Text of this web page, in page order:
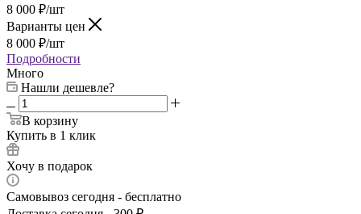
8 000 ₽/шт
Варианты цен
8 000 ₽/шт
Подробности
Много
Нашли дешевле?
В корзину
Купить в 1 клик
Хочу в подарок
Самовывоз сегодня - бесплатно